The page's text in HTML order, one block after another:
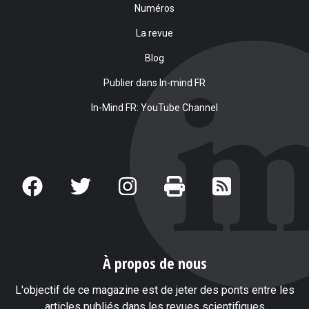
Numéros
La revue
Blog
Publier dans In-mind FR
In-Mind FR: YouTube Channel
À propos de nous
L'objectif de ce magazine est de jeter des ponts entre les